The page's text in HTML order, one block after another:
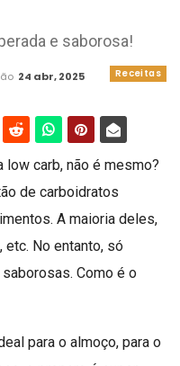
e saborosa!
Receitas
24 abr, 2025
carb, não é mesmo?
de carboidratos
A maioria deles,
etc. No entanto, só
saborosas. Como é o
para o almoço, para o